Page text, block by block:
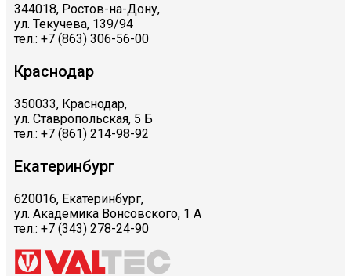
344018, Ростов-на-Дону,
ул. Текучева, 139/94
тел.: +7 (863) 306-56-00
Краснодар
350033, Краснодар,
ул. Ставропольская, 5 Б
тел.: +7 (861) 214-98-92
Екатеринбург
620016, Екатеринбург,
ул. Академика Вонсовского, 1 А
тел.: +7 (343) 278-24-90